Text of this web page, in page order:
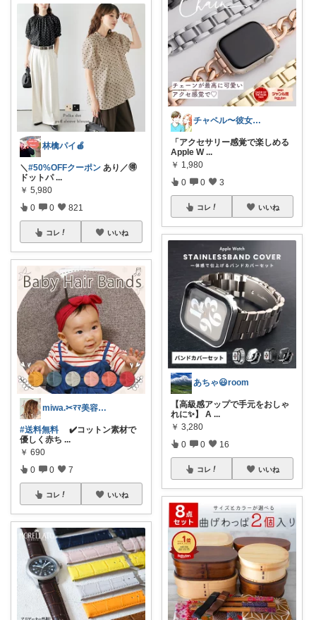
林檎パイ🍎
＼#50%OFFクーポン あり／🉐
ドットパ ...
￥ 5,980
0 0 821
コレ いいね
miwa.✂︎ﾏﾏ美容師💎
#送料無料 ✔️コットン素材で
優しく赤ち ...
￥ 690
0 0 7
コレ いいね
チャペル〜彼女と僕のかわいいモノ探し〜
「アクセサリー感覚で楽しめる
Apple W ...
￥ 1,980
0 0 3
コレ いいね
あちゃ😃room
【高級感アップで手元をおしゃ
れに✨】 A ...
￥ 3,280
0 0 16
コレ いいね